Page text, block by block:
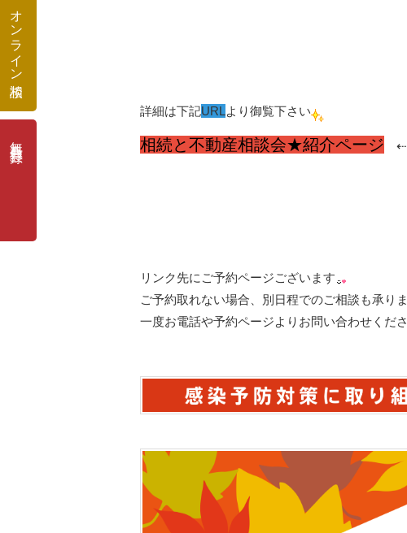
詳細は下記URLより御覧下さい
相続と不動産相談会★紹介ページ ⇠
リンク先にご予約ページございます
ご予約取れない場合、別日程でのご相談も承りま
一度お電話や予約ページよりお問い合わせくだ
オンライン相談